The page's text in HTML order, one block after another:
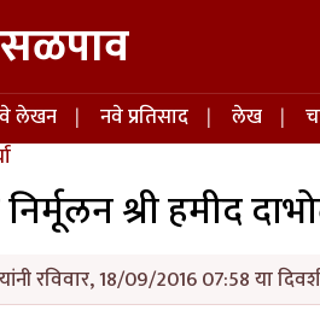
लेखन नवे प्रतिसाद लेख
श्री हमीद
यांनी रविवार, 18/09/2016 07:58 या